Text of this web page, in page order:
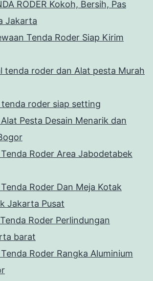
RODER Kokoh, Bersih, Pas
Jakarta
Tenda Roder Siap Kirim
tenda roder dan Alat pesta Murah
roder siap setting
Pesta Desain Menarik dan
Roder Area Jabodetabek
Roder Dan Meja Kotak
Jakarta Pusat
Roder Perlindungan
barat
Roder Rangka Aluminium